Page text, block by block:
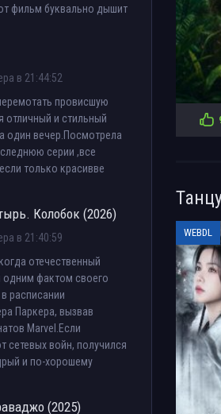
WEBDL
фильм буквально дышит
в 21:44:52
провисшую
отличный и стильный
один вечер.Посмотрела
серии ,все
только красивве
Колобок (2026)
в 21:40:59
отечественный
одним фактом своего
расписании
Паркера, вызвав
Marvel.Если
сетевых войн, получился
и по-хорошему
(2025)